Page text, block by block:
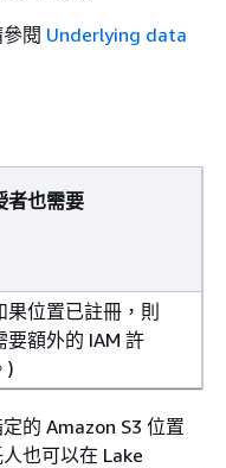
閱 Underlying data
者也需要
果位置已註冊，則
要額外的 IAM 許
)
的 Amazon S3 位置
也可以在 Lake